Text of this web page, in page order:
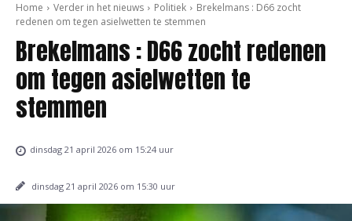
Home Verder in het nieuws Politiek
Brekelmans : D66 zocht
redenen om tegen asielwetten te stemmen
Brekelmans : D66 zocht redenen
om tegen asielwetten te
stemmen
dinsdag 21 april 2026 om 15:24 uur
dinsdag 21 april 2026 om 15:30 uur